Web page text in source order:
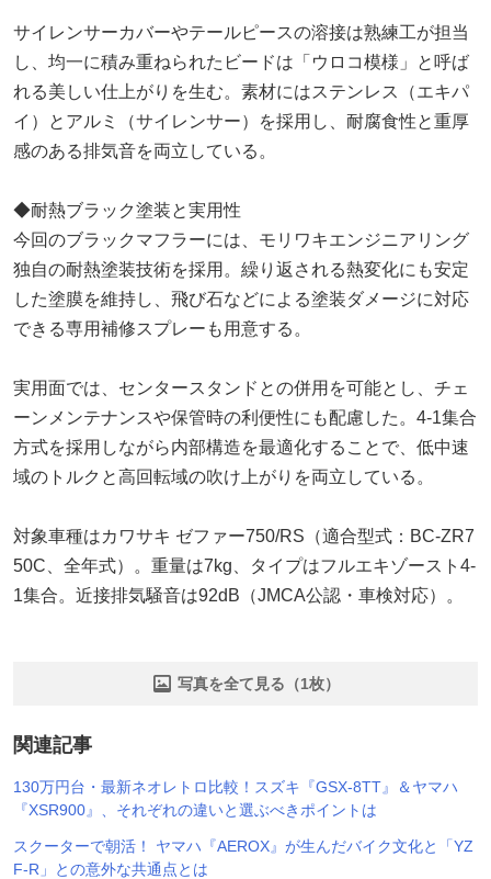
サイレンサーカバーやテールピースの溶接は熟練工が担当
し、均一に積み重ねられたビードは「ウロコ模様」と呼ば
れる美しい仕上がりを生む。素材にはステンレス（エキパ
イ）とアルミ（サイレンサー）を採用し、耐腐食性と重厚
感のある排気音を両立している。
◆耐熱ブラック塗装と実用性
今回のブラックマフラーには、モリワキエンジニアリング
独自の耐熱塗装技術を採用。繰り返される熱変化にも安定
した塗膜を維持し、飛び石などによる塗装ダメージに対応
できる専用補修スプレーも用意する。
実用面では、センタースタンドとの併用を可能とし、チェ
ーンメンテナンスや保管時の利便性にも配慮した。4-1集合
方式を採用しながら内部構造を最適化することで、低中速
域のトルクと高回転域の吹け上がりを両立している。
対象車種はカワサキ ゼファー750/RS（適合型式：BC-ZR7
50C、全年式）。重量は7kg、タイプはフルエキゾースト4-
1集合。近接排気騒音は92dB（JMCA公認・車検対応）。
写真を全て見る（1枚）
関連記事
130万円台・最新ネオレトロ比較！スズキ『GSX-8TT』＆ヤマハ
『XSR900』、それぞれの違いと選ぶべきポイントは
スクーターで朝活！ ヤマハ『AEROX』が生んだバイク文化と「YZ
F-R」との意外な共通点とは